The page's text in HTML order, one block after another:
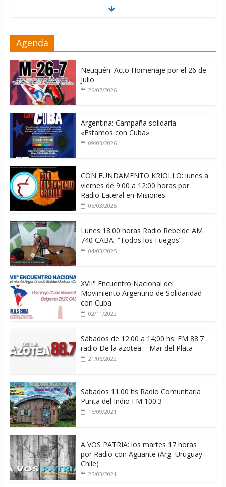
06/08/2026
06/08/2026
Agenda
Neuquén: Acto Homenaje por el 26 de
Julio
26/07/2026
Argentina: Campaña solidaria
«Estamos con Cuba»
09/03/2026
CON FUNDAMENTO KRIOLLO: lunes a
viernes de 9:00 a 12:00 horas por
Radio Lateral en Misiones
05/03/2025
Lunes 18:00 horas Radio Rebelde AM
740 CABA “Todos los Fuegos”
04/03/2025
XVII° Encuentro Nacional del
Movimiento Argentino de Solidaridad
con Cuba
02/11/2022
Sábados de 12:00 a 14;00 hs. FM 88.7
radio De la azotea – Mar del Plata
21/06/2022
Sábados 11:00 hs Radio Comunitaria
Punta del Indio FM 100.3
15/09/2021
A VOS PATRIA: los martes 17 horas
por Radio con Aguante (Arg.-Uruguay-
Chile)
25/03/2021